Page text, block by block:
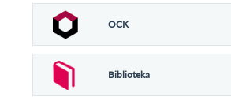
OCK
Biblioteka